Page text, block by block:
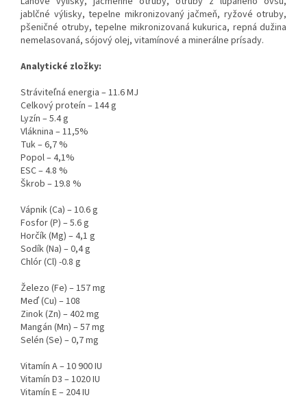
jablčné výlisky, tepelne mikronizovaný jačmeň, ryžové otruby,
pšeničné otruby, tepelne mikronizovaná kukurica, repná dužina
nemelasovaná, sójový olej, vitamínové a minerálne prísady.
Analytické zložky:
Stráviteľná energia – 11.6 MJ
Celkový proteín – 144 g
Lyzín – 5.4 g
Vláknina – 11,5%
Tuk – 6,7 %
Popol – 4,1%
ESC – 4.8 %
Škrob – 19.8 %
Vápnik (Ca) – 10.6 g
Fosfor (P) – 5.6 g
Horčík (Mg) – 4,1 g
Sodík (Na) – 0,4 g
Chlór (Cl) -0.8 g
Železo (Fe) – 157 mg
Meď (Cu) – 108
Zinok (Zn) – 402 mg
Mangán (Mn) – 57 mg
Selén (Se) – 0,7 mg
Vitamín A – 10 900 IU
Vitamín D3 – 1020 IU
Vitamín E – 204 IU